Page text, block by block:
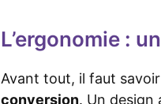
L’ergonomie :
Avant tout, il faut
conversion. Un design